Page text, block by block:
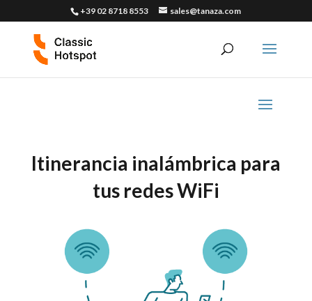
+39 02 8718 8553 sales@tanaza.com
Itinerancia inalámbrica para
tus redes WiFi